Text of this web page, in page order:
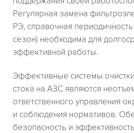
Регулярная замена
РЭ, справочная
сезон) необходима для
эффективной работы.
Эффективные системы
стока на АЗС являются
ответственного управления
и соблюдения нормативов.
безопасность и